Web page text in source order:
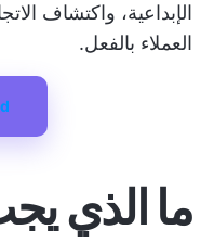
الإبداعية، واكتشاف
العملاء بالفعل.
ما الذي